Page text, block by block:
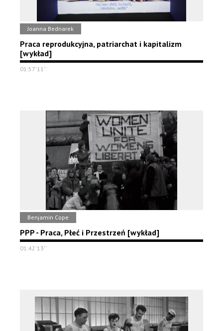
Joanna Bednarek
Praca reprodukcyjna, patriarchat i kapitalizm
[wykład]
01:57'11''
Benjamin Cope
PPP - Praca, Płeć i Przestrzeń [wykład]
01:42'13''